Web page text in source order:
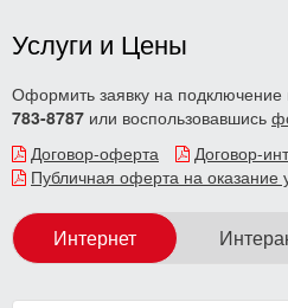
Услуги и Цены
Оформить заявку на
783-8787 или воспользовавшись
Договор-оферта
Договор-
Публичная оферта на оказание
Интернет